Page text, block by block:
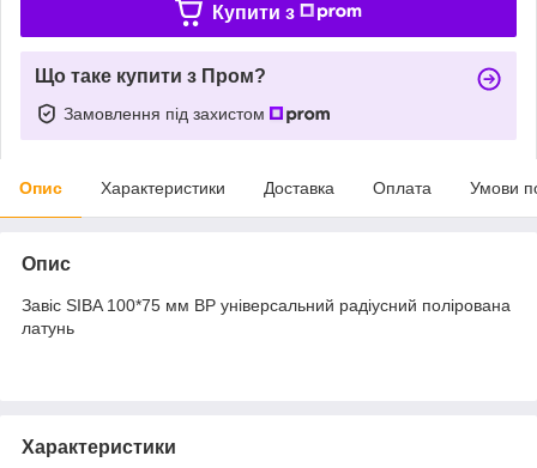
Купити з
Що таке купити з Пром?
Замовлення під захистом
Опис Характеристики Доставка Оплата Умови
Опис
Завіс SIBA 100*75 мм BP універсальний радіусний полірована
латунь
Характеристики